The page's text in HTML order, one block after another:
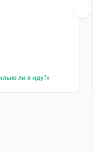
ли я иду?»